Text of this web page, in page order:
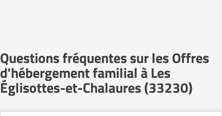
Questions fréquentes sur les Offres
d'hébergement familial à Les
Églisottes-et-Chalaures (33230)